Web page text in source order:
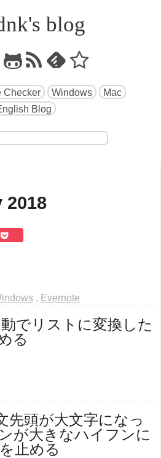
blog
Checker Windows
Mac
Blog
2018
, Evernote
でリストに変換した
る
先頭が大文字になっ
が大きなハイフンに
止める